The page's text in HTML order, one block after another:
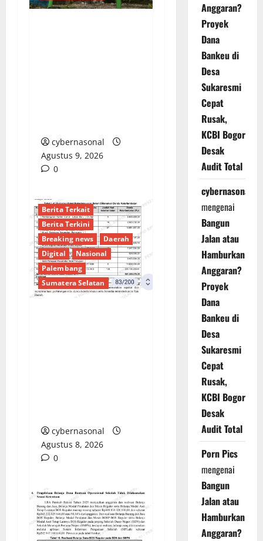
cybernasonal
Agustus 9, 2026
0
Berita Terkait
Berita Terkini
Breaking news
Daerah
Digital
Nasional
Palembang
Sumatera Selatan
cybernasonal
Agustus 8, 2026
0
Anggaran?
Proyek
Dana
Bankeu di
Desa
Sukaresmi
Cepat
Rusak,
KCBI Bogor
Desak
Audit Total
cybernasonal
mengenai
Bangun
Jalan atau
Hamburkan
Anggaran?
Proyek
Dana
Bankeu di
Desa
Sukaresmi
Cepat
Rusak,
KCBI Bogor
Desak
Audit Total
Porn Pics
mengenai
Bangun
Jalan atau
Hamburkan
Anggaran?